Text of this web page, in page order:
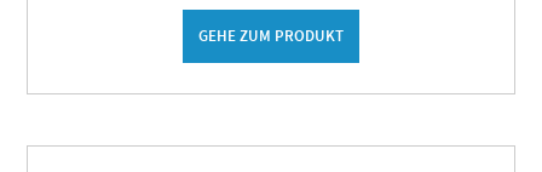
GEHE ZUM PRODUKT